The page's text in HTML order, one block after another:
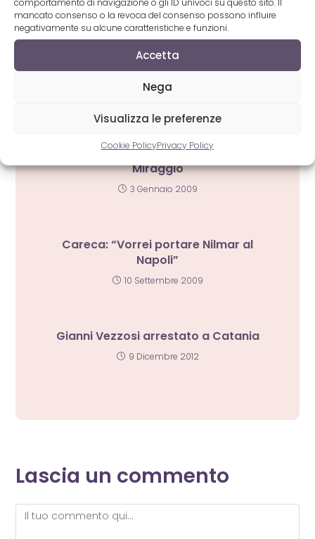
comportamento di navigazione o gli ID univoci su questo sito. Il
mancato consenso o la revoca del consenso possono influire
negativamente su alcune caratteristiche e funzioni.
Accetta
Nega
Visualizza le preferenze
Cookie PolicyPrivacy Policy
TAG:IL BUONGIORNO DEL CAFFÈ,LINO BLANDIZZI,
NUOVO SINGOLO
ARTICOLI CORRELATI
Rivelazione dell’anno 2008 : Rosario
Miraggio
3 Gennaio 2009
Careca: “Vorrei portare Nilmar al
Napoli”
10 Settembre 2009
Gianni Vezzosi arrestato a Catania
9 Dicembre 2012
Lascia un commento
Commento